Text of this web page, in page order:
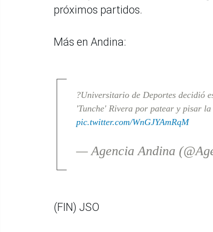
próximos partidos.
Más en Andina:
?Universitario de Deportes decidió
'Tunche' Rivera por patear y pisar la
pic.twitter.com/WnGJYAmRqM
— Agencia Andina
(FIN) JSO